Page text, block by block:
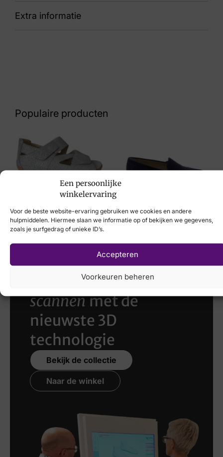
Een persoonlijke
winkelervaring
Voor de beste website-ervaring gebruiken we cookies en andere
hulpmiddelen. Hiermee slaan we informatie op of bekijken we gegevens,
zoals je surfgedrag of unieke ID’s.
Accepteren
Voorkeuren beheren
87 Helen Mix Condor Gold
Extra informatie
39, 41
Artikelnummer
Helen Mix Condor Gold
Populaire producten
€109,95
Laat uw voeten
scannenmet de
nieuwste 3D
technologie
Bekijk de collectie
Naar de winkel